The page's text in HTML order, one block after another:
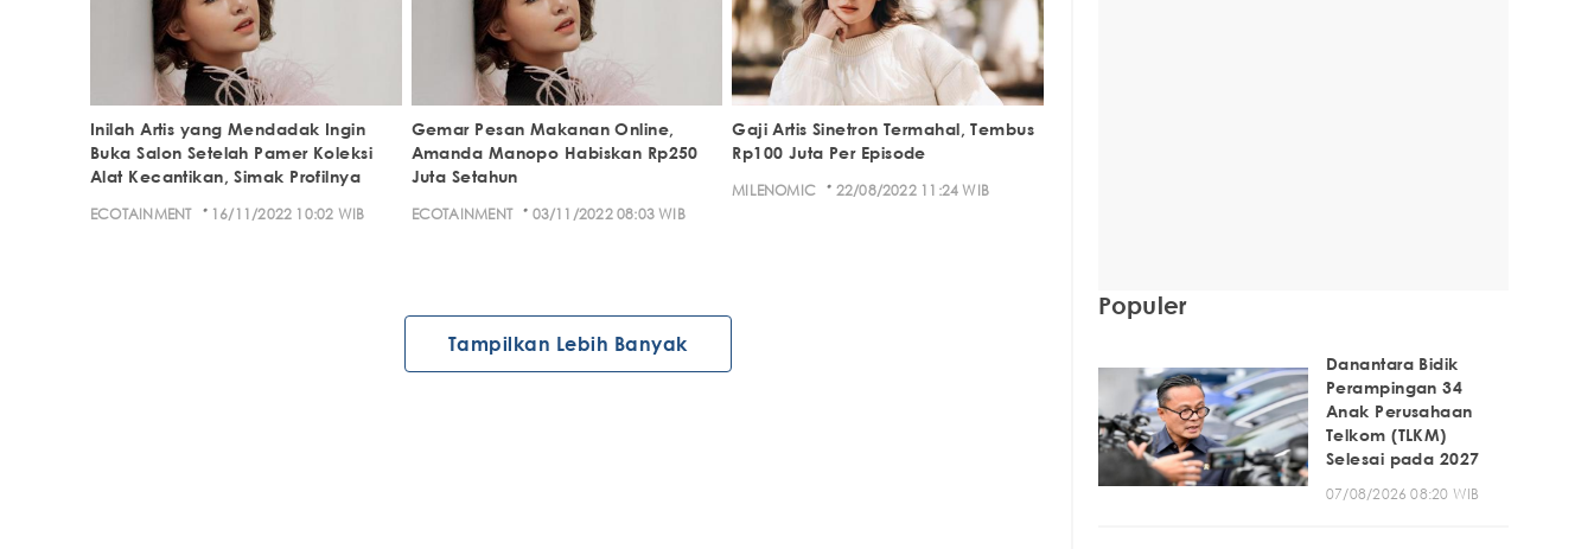
Inilah Artis yang Mendadak Ingin
Buka Salon Setelah Pamer Koleksi
Alat Kecantikan, Simak Profilnya
ECOTAINMENT · 16/11/2022 10:02 WIB
Gemar Pesan Makanan Online,
Amanda Manopo Habiskan Rp250
Juta Setahun
ECOTAINMENT · 03/11/2022 08:03 WIB
Gaji Artis Sinetron Termahal, Tembus
Rp100 Juta Per Episode
MILENOMIC · 22/08/2022 11:24 WIB
Tampilkan Lebih Banyak
Populer
Danantara Bidik
Perampingan 34
Anak Perusahaan
Telkom (TLKM)
Selesai pada 2027
07/08/2026 08:20 WIB